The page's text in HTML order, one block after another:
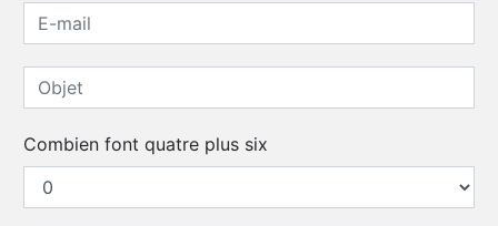
Combien font quatre plus six